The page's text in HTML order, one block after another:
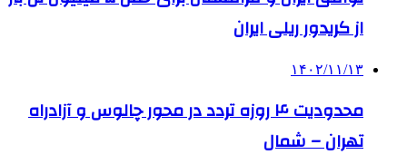
از کریدور ریلی ایران
۱۴۰۲/۱۱/۱۳
محدودیت ۴ روزه تردد در محور چالوس و آزادراه
تهران – شمال